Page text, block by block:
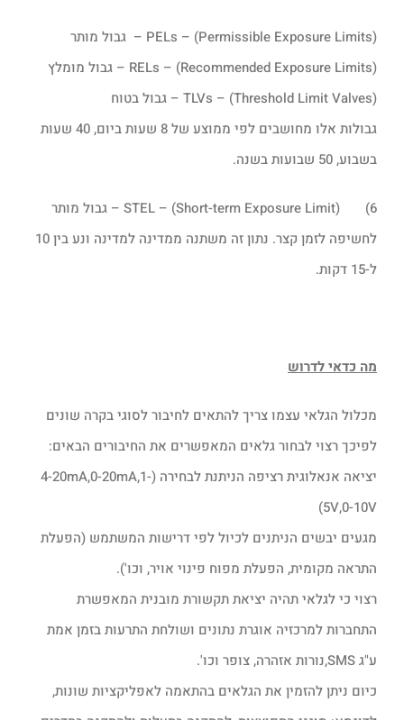
(Permissible Exposure Limits) – PELs – גבול מותר
(Recommended Exposure Limits) – RELs – גבול מומלץ
(Threshold Limit Valves) – TLVs – גבול בטוח
גבולות אלו מחושבים לפי ממוצע של 8 שעות ביום, 40 שעות
בשבוע, 50 שבועות בשנה.
6) (Short-term Exposure Limit) – STEL – גבול מותר
לחשיפה לזמן קצר. נתון זה משתנה ממדינה למדינה ונע בין 10
ל-15 דקות.
מה כדאי לדרוש
מכלול הגלאי עצמו צריך להתאים לחיבור לסוגי בקרה שונים
לפיכך רצוי לבחור גלאים המאפשרים את החיבורים הבאים:
יציאה אנאלוגית רציפה הניתנת לבחירה (4-20mA,0-20mA,1-
5V,0-10V)
מגעים יבשים הניתנים לכיול לפי דרישות המשתמש (הפעלת
התראה מקומית, הפעלת מפוח פינוי אויר, וכו').
רצוי כי לגלאי תהיה יציאת תקשורת מובנית המאפשרת
התחברות למרכזיה אוגרת נתונים ושולחת התרעות בזמן אמת
ע"ג SMS,נורות אזהרה, צופר וכו'.
כיום ניתן להזמין את הגלאים בהתאמה לאפליקציות שונות,